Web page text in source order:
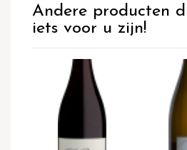
Andere producten
iets voor u zijn!